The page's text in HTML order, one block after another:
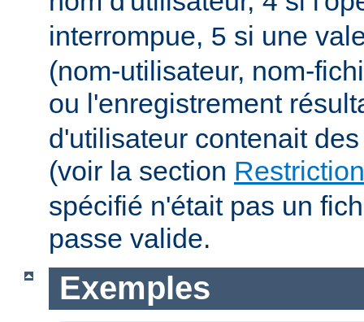
interrompue, 5 si une
(nom-utilisateur, nom-
ou l'enregistrement
d'utilisateur contenait
(voir la section
spécifié n'était pas un
passe valide.
Exemples